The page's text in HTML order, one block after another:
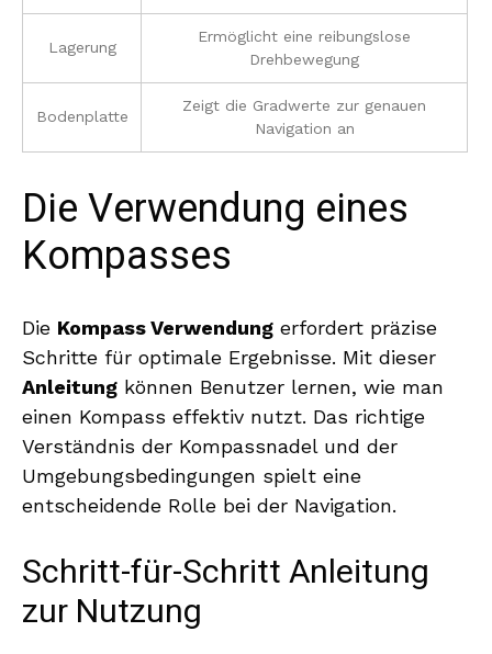
Lagerung
Ermöglicht eine reibungslose
Drehbewegung
Bodenplatte
Zeigt die Gradwerte zur genauen
Navigation an
Die Verwendung eines
Kompasses
Die Kompass Verwendung erfordert präzise
Schritte für optimale Ergebnisse. Mit dieser
Anleitung können Benutzer lernen, wie man
einen Kompass effektiv nutzt. Das richtige
Verständnis der Kompassnadel und der
Umgebungsbedingungen spielt eine
entscheidende Rolle bei der Navigation.
Schritt-für-Schritt Anleitung
zur Nutzung